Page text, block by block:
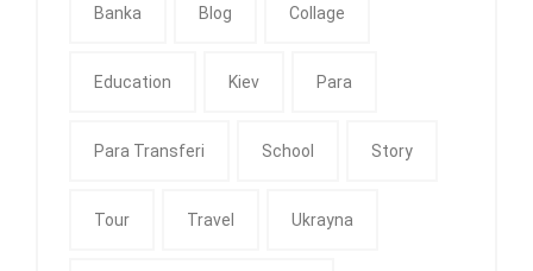
Banka Blog Collage
Education Kiev Para
Para Transferi School Story
Tour Travel Ukrayna